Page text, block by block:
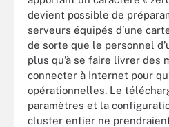
devient possible de
serveurs équipés d’une
de sorte que le personnel
plus qu’à se faire livrer des
connecter à Internet pour
opérationnelles. Le
paramètres et la
cluster entier ne